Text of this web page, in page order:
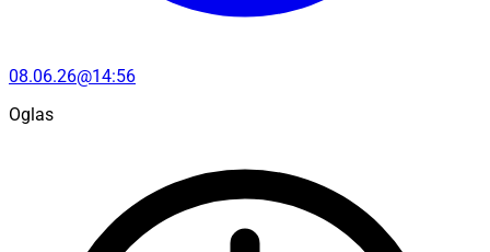
08.06.26@14:56
Oglas